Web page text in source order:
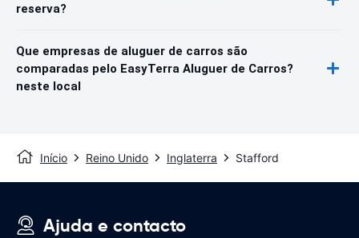
reserva?
Que empresas de aluguer de carros são
comparadas pelo EasyTerra Aluguer de Carros?
neste local
Início Reino Unido Inglaterra Stafford
Ajuda e contacto